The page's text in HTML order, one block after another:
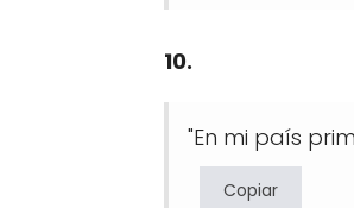
10.
"En mi país
Copiar